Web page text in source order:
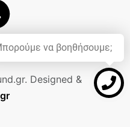
Σαβ: 9.00 - 14.00
Designed &
να βοηθήσουμε;